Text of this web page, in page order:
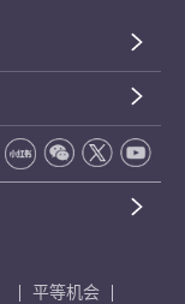
平等机会